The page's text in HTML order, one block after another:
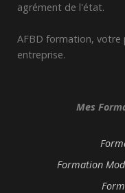
agrément de l'état.
AFBD formation, votre
entreprise.
Mes
Formation